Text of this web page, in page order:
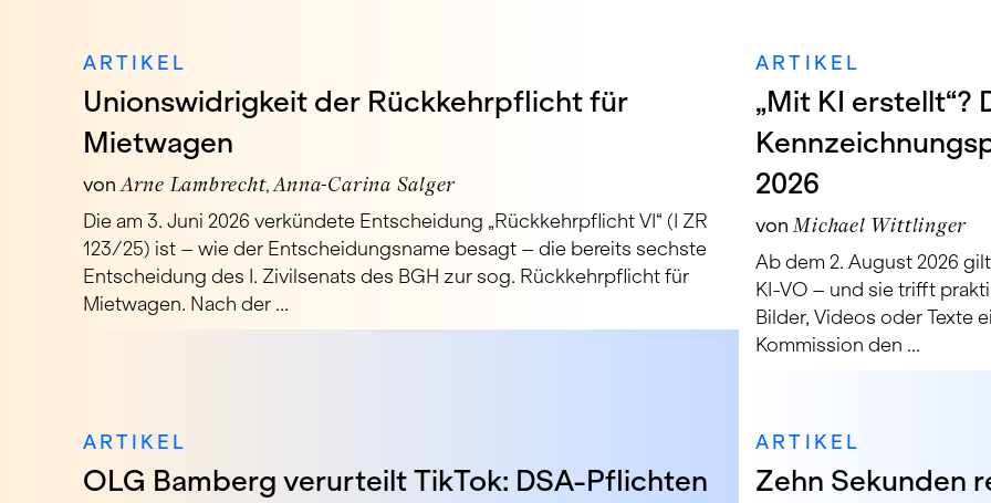
ARTIKEL
Unionswidrigkeit der Rückkehrpflicht für
Mietwagen
vonArne Lambrecht Anna-Carina Salger
Die am 3. Juni 2026 verkündete Entscheidung „Rückkehrpflicht VI“ (I ZR
123/25) ist – wie der Entscheidungsname besagt – die bereits sechste
Entscheidung des I. Zivilsenats des BGH zur sog. Rückkehrpflicht für
Mietwagen. Nach der ...
ARTIKEL
„Mit KI erstellt“?
2026
vonMichael Wittlinger
Ab dem 2. August 2026
KI-VO – und sie trifft
Bilder, Videos oder Texte
Kommission den ...
ARTIKEL
OLG Bamberg verurteilt TikTok: DSA-Pflichten
ARTIKEL
Zehn Sekunden